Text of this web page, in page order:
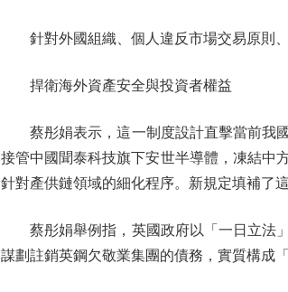
針對外國組織、個人違反市場交易原則、
捍衛海外資產安全與投資者權益
蔡彤娟表示，這一制度設計直擊當前我國
接管中國聞泰科技旗下安世半導體，凍結中
針對產供鏈領域的細化程序。新規定填補了
蔡彤娟舉例指，英國政府以「一日立法」
謀劃註銷英鋼欠敬業集團的債務，實質構成